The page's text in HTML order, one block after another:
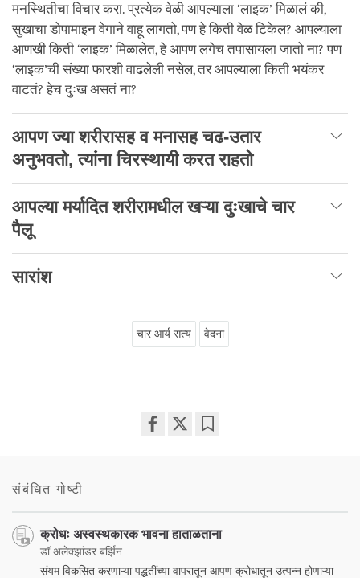
मनस्थितीचा विचार करा. प्रत्येक वेळी आपल्याला ‘लाइक’ मिळालं की,
सुखाचा डोपामाइन वेगाने वाहू लागतो, पण हे किती वेळ टिकेल? आपल्याला
आणखी किती ‘लाइक’ मिळालेत, हे आपण लगेच तपासायला जातो ना? पण
‘लाइक’ची संख्या फारशी वाढलेली नसेल, तर आपल्याला किती भयंकर
वाटतं? हेच दुःख असतं ना?
आपण ज्या शरीरासह व मनासह चढ-उतार
अनुभवतो, त्यांना चिरस्थायी करत राहतो
आपल्या मर्यादित शरीरामधील खऱ्या दुःखाचे चार
पैलू
सारांश
चार आर्य सत्य वेदना
संबंधित गोष्टी
क्रोधः अस्वस्थकारक भावना हाताळताना
डॉ.अलेक्झांडर बर्झिन
संयम विकसित करणाऱ्या पद्धतींच्या वापरातून आपण क्रोधातून उत्पन्न होणाऱ्या